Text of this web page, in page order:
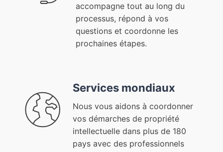
accompagne tout au long du
processus, répond à vos
questions et coordonne les
prochaines étapes.
Services mondiaux
Nous vous aidons à coordonner
vos démarches de propriété
intellectuelle dans plus de 180
pays avec des professionnels